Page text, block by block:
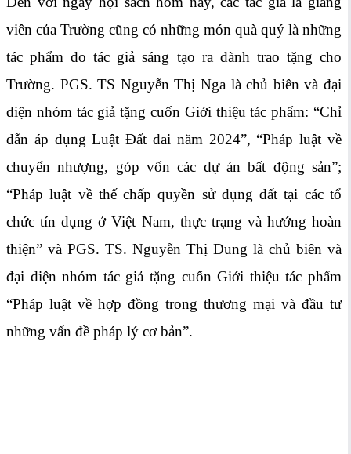
viên của Trường cũng có những món quà quý là những
tác phẩm do tác giả sáng tạo ra dành trao tặng cho
Trường. PGS. TS Nguyễn Thị Nga là chủ biên và đại
diện nhóm tác giả tặng cuốn Giới thiệu tác phẩm: “Chỉ
dẫn áp dụng Luật Đất đai năm 2024”, “Pháp luật về
chuyển nhượng, góp vốn các dự án bất động sản”;
“Pháp luật về thế chấp quyền sử dụng đất tại các tổ
chức tín dụng ở Việt Nam, thực trạng và hướng hoàn
thiện” và PGS. TS. Nguyễn Thị Dung là chủ biên và
đại diện nhóm tác giả tặng cuốn Giới thiệu tác phẩm
“Pháp luật về hợp đồng trong thương mại và đầu tư
những vấn đề pháp lý cơ bản”.